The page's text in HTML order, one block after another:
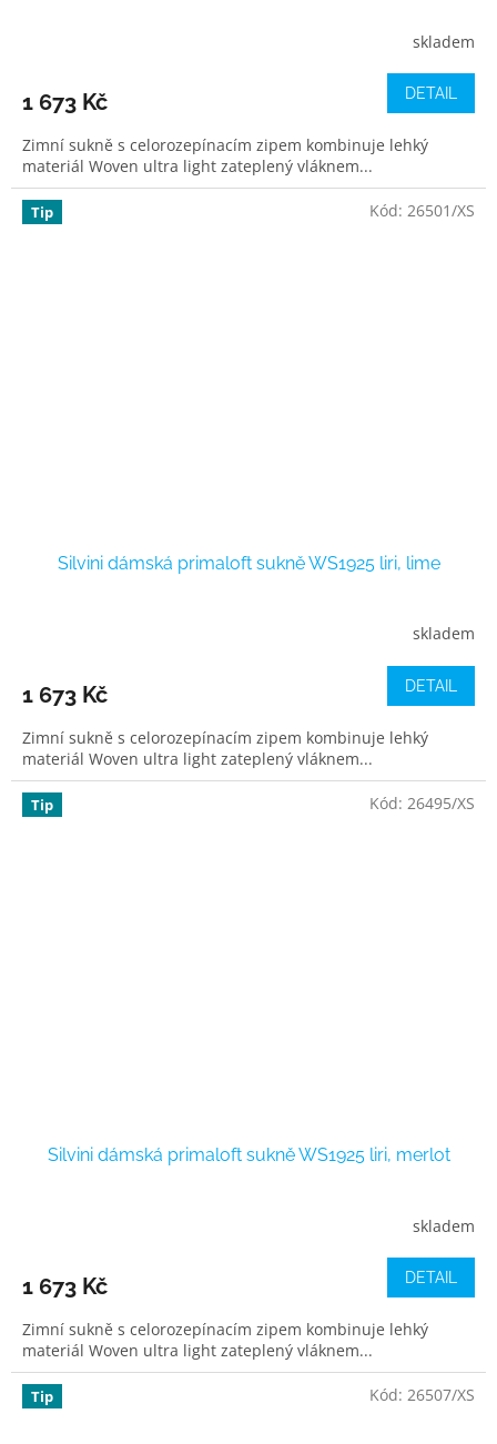
skladem
1 673 Kč DETAIL
Zimní sukně s celorozepínacím zipem kombinuje lehký
materiál Woven ultra light zateplený vláknem...
Tip
Silvini dámská primaloft sukně WS1925 liri, lime
skladem
1 673 Kč DETAIL
Zimní sukně s celorozepínacím zipem kombinuje lehký
materiál Woven ultra light zateplený vláknem...
Kód: 26501/XS
Tip
Silvini dámská primaloft sukně WS1925 liri, merlot
skladem
1 673 Kč DETAIL
Zimní sukně s celorozepínacím zipem kombinuje lehký
materiál Woven ultra light zateplený vláknem...
Kód: 26495/XS
Tip Kód: 26507/XS